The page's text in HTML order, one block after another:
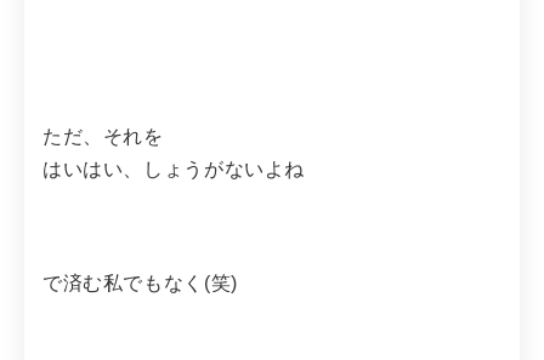
ただ、それを
はいはい、しょうがないよね
で済む私でもなく(笑)